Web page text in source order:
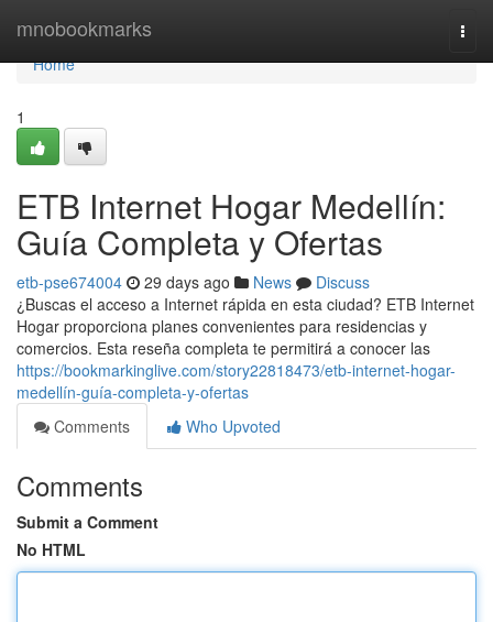
mnobookmarks
Home
Home
1
ETB Internet Hogar Medellín:
Guía Completa y Ofertas
etb-pse674004 29 days ago News
Discuss
¿Buscas el acceso a Internet rápida en esta ciudad? ETB Internet
Hogar proporciona planes convenientes para residencias y
comercios. Esta reseña completa te permitirá a conocer las
https://bookmarkinglive.com/story22818473/etb-internet-hogar-
medellín-guía-completa-y-ofertas
Comments
Who Upvoted
Comments
Submit a Comment
No HTML